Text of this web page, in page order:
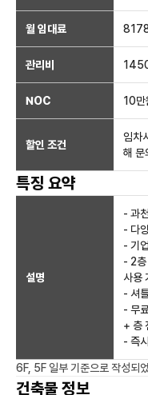
월 임대료
관리비
NOC 10만
할인 조건
임차
해 문
특징 요약
설명
- 과
- 다
- 기
- 2층
사용
- 셔
- 무
+ 층
- 즉
6F, 5F 일부 기준으로 작성되
건축물 정보